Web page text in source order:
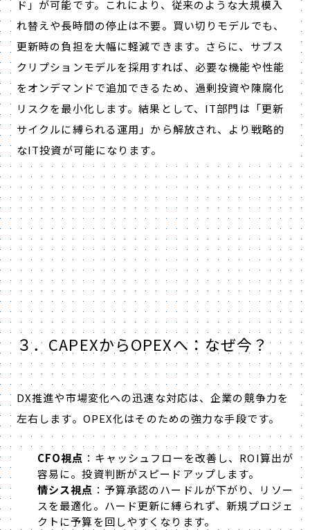
ド」が可能です。これにより、従来のような大規模入
れ替えや長時間の停止は不要。買い切りモデルでも、
更新時の負担を大幅に軽減できます。さらに、サブス
クリプションモデルを採用すれば、必要な機能や性能
をオンデマンドで追加できるため、過剰投資や陳腐化
リスクを最小化します。結果として、IT部門は「更新
サイクルに縛られる運用」から解放され、より戦略的
なIT投資が可能になります。
３．CAPEXからOPEXへ：なぜ今？
DX推進や市場変化への迅速な対応は、企業の競争力を
左右します。OPEX化はそのための強力な手段です。
CFO視点 ：キャッシュフローを改善し、ROI算出が
容易に。投資判断がスピードアップします。
情シス視点 ：予算承認のハードルが下がり、リソー
スを最適化。ハード更新に縛られず、新規プロジェ
クトに予算を回しやすくなります。